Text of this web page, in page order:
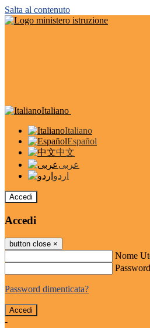
Salta al contenuto
Italiano
Italiano
Español
中文
عربى
اردو
Accedi
Accedi
button close ×
Nome
Password
Password dimenticata?
-